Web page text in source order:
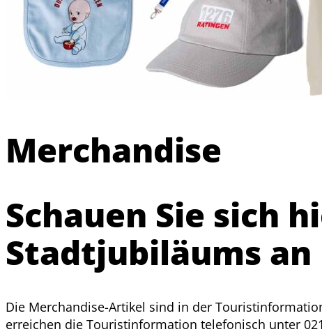
Merchandise
Schauen Sie sich
Stadtjubiläums an
Die Merchandise-Artikel sind in der
erreichen die Touristinformation telefonisch unter